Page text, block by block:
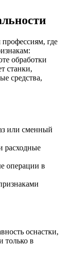
где
обработки
станки,
средства,
или сменный
расходные
операции в
оснастки,
только в